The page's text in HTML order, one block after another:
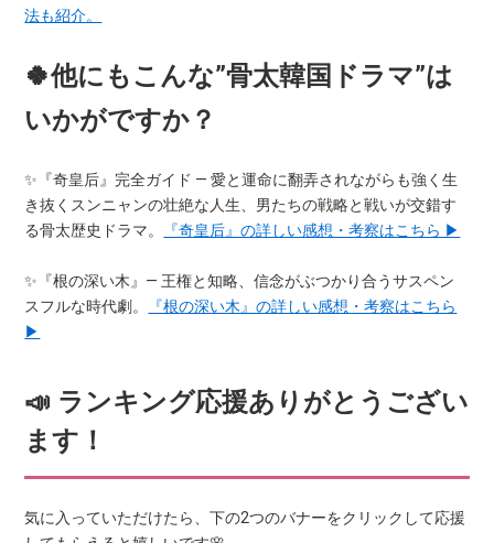
法も紹介。
🍀他にもこんな”骨太韓国ドラマ”は
いかがですか？
✨『奇皇后』完全ガイド ― 愛と運命に翻弄されながらも強く生
き抜くスンニャンの壮絶な人生、男たちの戦略と戦いが交錯す
る骨太歴史ドラマ。
『奇皇后』の詳しい感想・考察はこちら ▶
✨『根の深い木』― 王権と知略、信念がぶつかり合うサスペン
スフルな時代劇。
『根の深い木』の詳しい感想・考察はこちら
▶
📣 ランキング応援ありがとうござい
ます！
気に入っていただけたら、下の2つのバナーをクリックして応援